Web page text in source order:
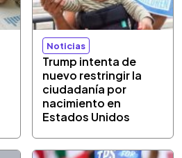
Noticias
Trump intenta de
nuevo restringir la
ciudadanía por
nacimiento en
Estados Unidos